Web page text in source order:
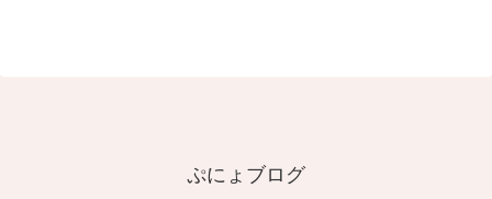
ぷにょブログ